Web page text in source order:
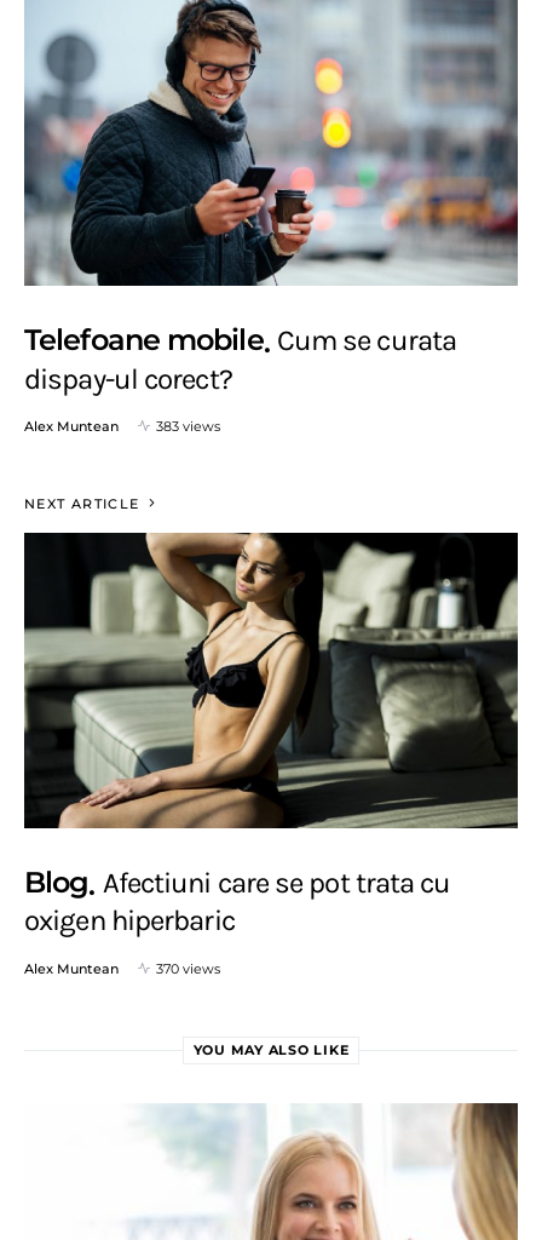
Telefoane mobile Cum se curata
dispay-ul corect?
Alex Muntean 383 views
NEXT ARTICLE
Blog Afectiuni care se pot trata cu
oxigen hiperbaric
Alex Muntean 370 views
YOU MAY ALSO LIKE